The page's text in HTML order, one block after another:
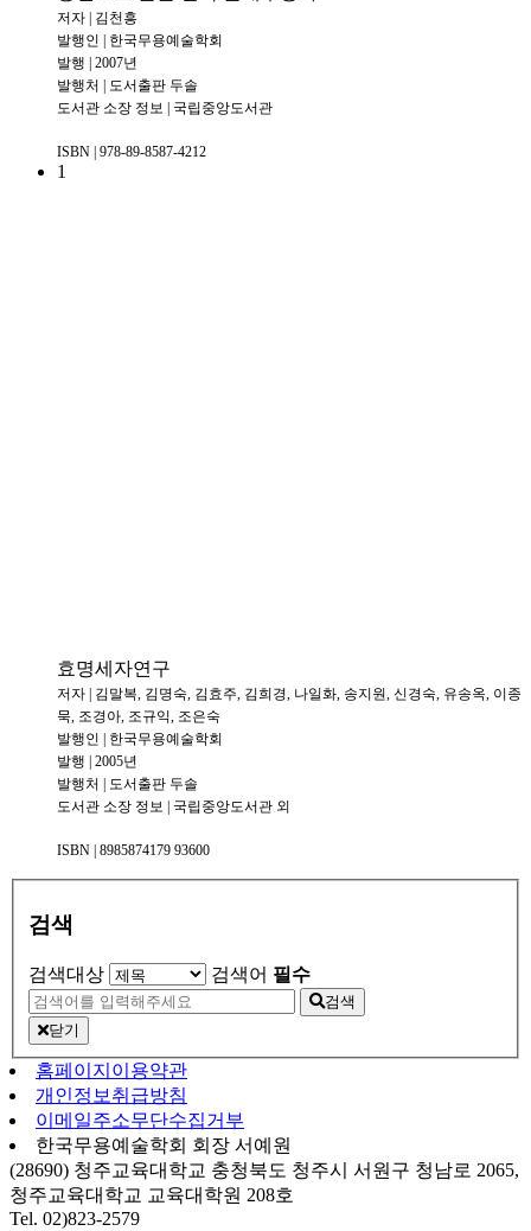
저자 | 김천흥
발행인 | 한국무용예술학회
발행 | 2007년
발행처 | 도서출판 두솔
도서관 소장 정보 | 국립중앙도서관
ISBN | 978-89-8587-4212
1
효명세자연구
저자 | 김말복, 김명숙, 김효주, 김희경, 나일화, 송지원, 신경숙, 유송옥, 이종
묵, 조경아, 조규익, 조은숙
발행인 | 한국무용예술학회
발행 | 2005년
발행처 | 도서출판 두솔
도서관 소장 정보 | 국립중앙도서관 외
ISBN | 8985874179 93600
검색
검색대상 검색어 필수
검색
닫기
홈페이지이용약관
개인정보취급방침
이메일주소무단수집거부
한국무용예술학회 회장 서예원
(28690) 청주교육대학교 충청북도 청주시 서원구 청남로 2065,
청주교육대학교 교육대학원 208호
Tel. 02)823-2579